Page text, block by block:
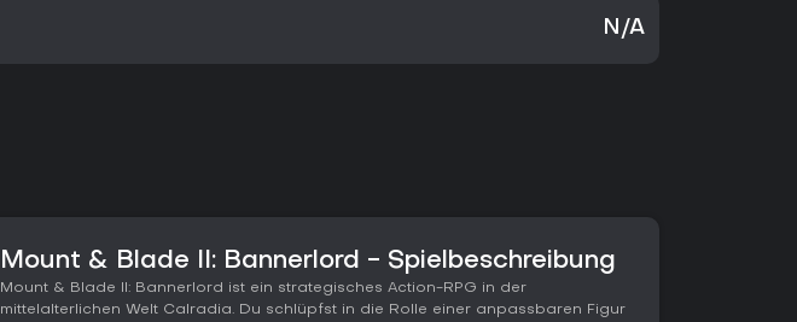
N/A
Mount & Blade II: Bannerlord - Spielbeschreibung
Mount & Blade II: Bannerlord ist ein strategisches Action-RPG in der
mittelalterlichen Welt Calradia. Du schlüpfst in die Rolle einer anpassbaren Figur